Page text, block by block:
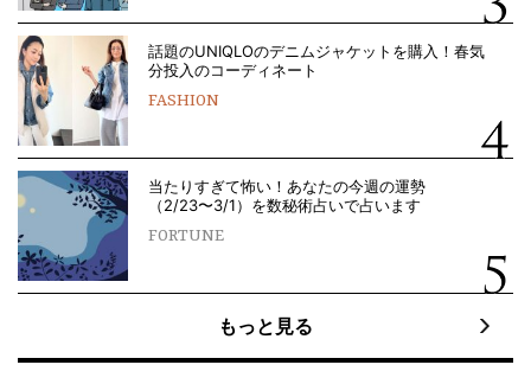
話題のUNIQLOのデニムジャケットを購入！春気
分投入のコーディネート
FASHION
当たりすぎて怖い！あなたの今週の運勢
（2/23〜3/1）を数秘術占いで占います
FORTUNE
もっと見る